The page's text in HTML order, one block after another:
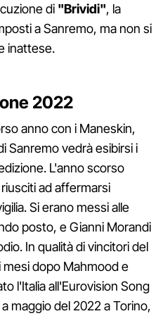
di "Brividi", la
a Sanremo, ma non si
inattese.
2022
anno con i Maneskin,
Sanremo vedrà esibirsi i
L'anno scorso
ad affermarsi
Si erano messi alle
posto, e Gianni Morandi
In qualità di vincitori del
mesi dopo Mahmood e
l'Italia all'Eurovision Song
maggio del 2022 a Torino,